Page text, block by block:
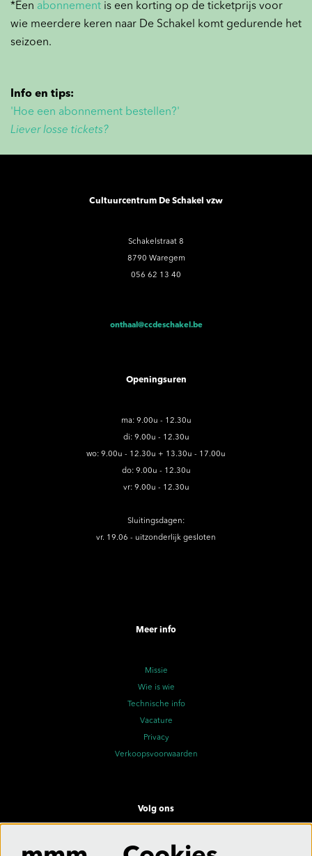
*Een abonnement is een korting op de ticketprijs voor
wie meerdere keren naar De Schakel komt gedurende het
seizoen.
Info en tips:
'Hoe een abonnement bestellen?'
Liever losse tickets?
Cultuurcentrum De Schakel vzw
Schakelstraat 8
8790 Waregem
056 62 13 40
onthaal@ccdeschakel.be
Openingsuren
ma: 9.00u - 12.30u
di: 9.00u - 12.30u
wo: 9.00u - 12.30u + 13.30u - 17.00u
do: 9.00u - 12.30u
vr: 9.00u - 12.30u
Sluitingsdagen:
vr. 19.06 - uitzonderlijk gesloten
Meer info
Missie
Wie is wie
Technische info
Vacature
Privacy
Verkoopsvoorwaarden
Volg ons